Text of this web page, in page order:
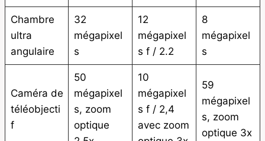
Chambre
ultra
angulaire
32
mégapixel
s
12
mégapixel
s f / 2.2
8
mégapixel
s
Caméra de
téléobjecti
f
50
mégapixel
s, zoom
optique
10
mégapixel
s f / 2,4
avec zoom
59
mégapixel
s, zoom
optique 3x